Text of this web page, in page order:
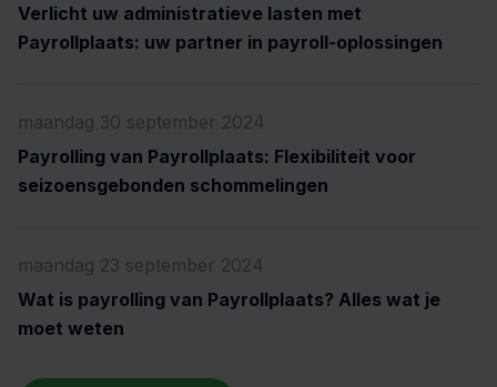
Verlicht uw administratieve lasten met
Payrollplaats: uw partner in payroll-oplossingen
maandag 30 september 2024
Payrolling van Payrollplaats: Flexibiliteit voor
seizoensgebonden schommelingen
maandag 23 september 2024
Wat is payrolling van Payrollplaats? Alles wat je
moet weten